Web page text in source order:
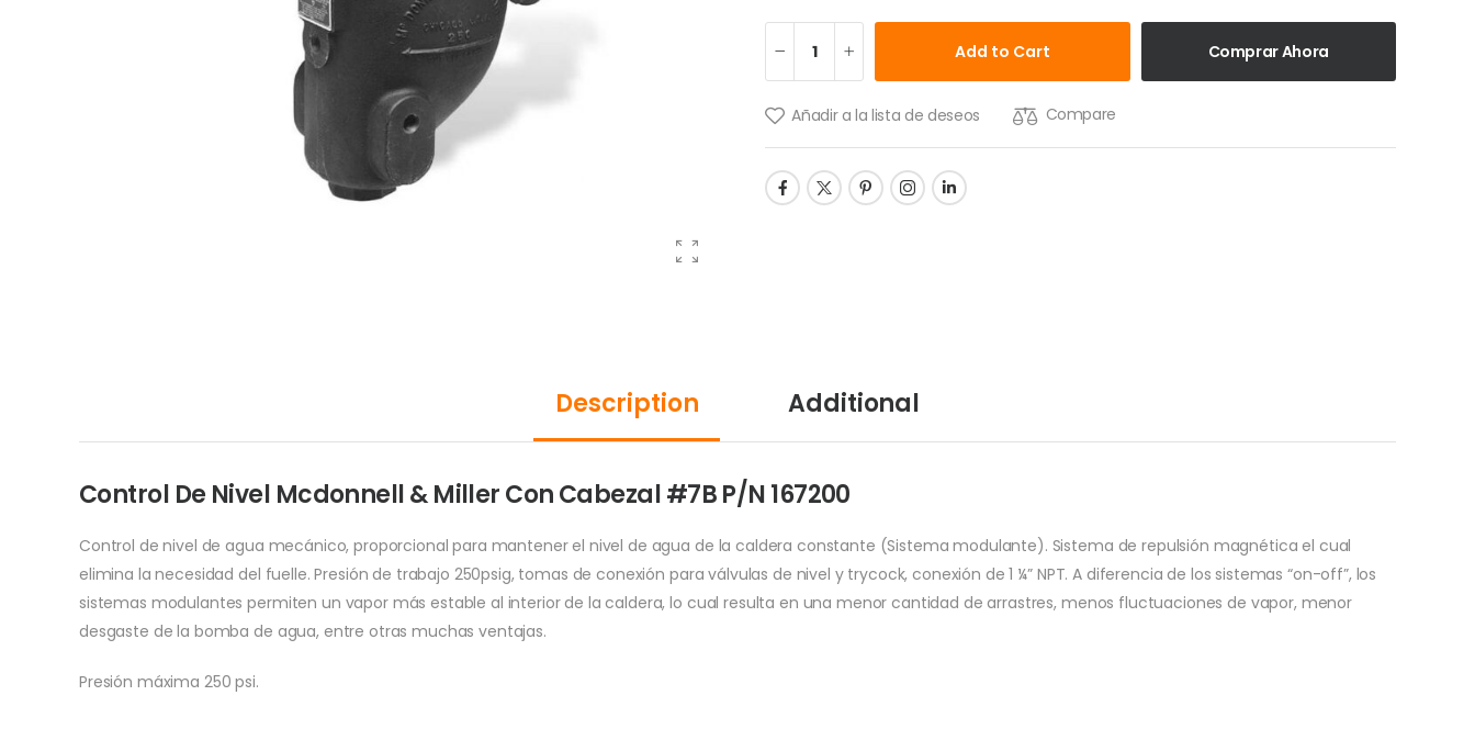
Add to Cart Comprar Ahora
Añadir a la lista de deseos Compare
Description Additional
Control De Nivel Mcdonnell & Miller Con Cabezal #7B P/N 167200
Control de nivel de agua mecánico, proporcional para mantener el nivel de agua de la caldera constante (Sistema modulante). Sistema de repulsión magnética el cual
elimina la necesidad del fuelle. Presión de trabajo 250psig, tomas de conexión para válvulas de nivel y trycock, conexión de 1 ¼” NPT. A diferencia de los sistemas “on-off”, los
sistemas modulantes permiten un vapor más estable al interior de la caldera, lo cual resulta en una menor cantidad de arrastres, menos fluctuaciones de vapor, menor
desgaste de la bomba de agua, entre otras muchas ventajas.
Presión máxima 250 psi.